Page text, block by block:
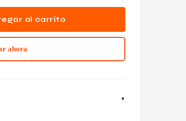
al carrito
ahora